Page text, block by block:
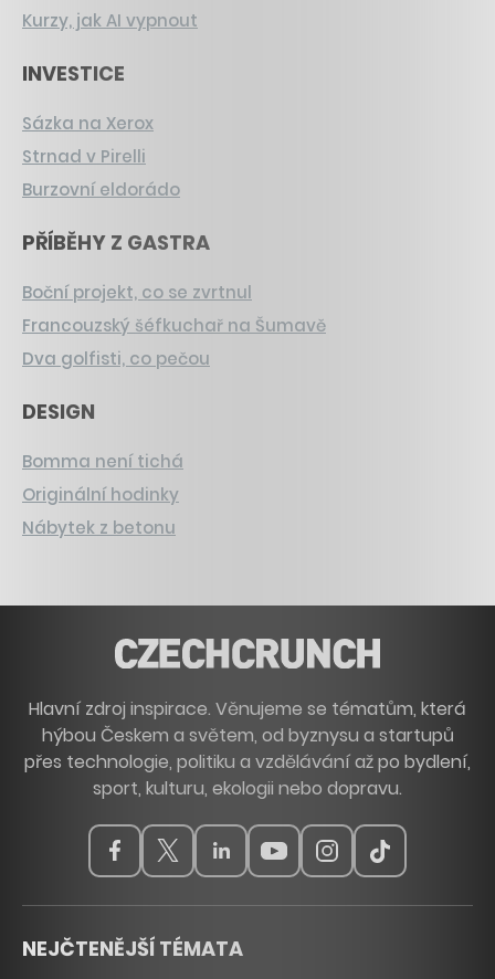
Kurzy, jak AI vypnout
INVESTICE
Sázka na Xerox
Strnad v Pirelli
Burzovní eldorádo
PŘÍBĚHY Z GASTRA
Boční projekt, co se zvrtnul
Francouzský šéfkuchař na Šumavě
Dva golfisti, co pečou
DESIGN
Bomma není tichá
Originální hodinky
Nábytek z betonu
Hlavní zdroj inspirace. Věnujeme se tématům, která
hýbou Českem a světem, od byznysu a startupů
přes technologie, politiku a vzdělávání až po bydlení,
sport, kulturu, ekologii nebo dopravu.
NEJČTENĚJŠÍ TÉMATA